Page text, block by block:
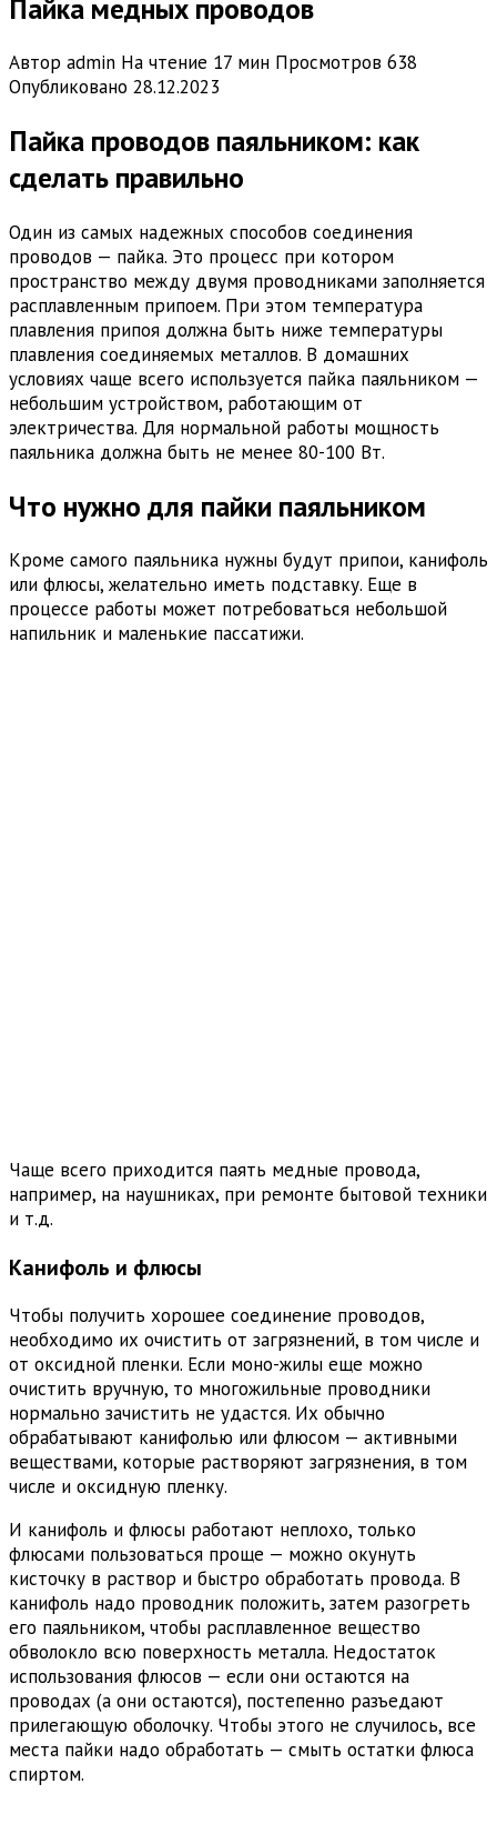
Пайка медных проводов
Автор admin На чтение 17 мин Просмотров 638
Опубликовано 28.12.2023
Пайка проводов паяльником: как
сделать правильно
Один из самых надежных способов соединения
проводов — пайка. Это процесс при котором
пространство между двумя проводниками заполняется
расплавленным припоем. При этом температура
плавления припоя должна быть ниже температуры
плавления соединяемых металлов. В домашних
условиях чаще всего используется пайка паяльником —
небольшим устройством, работающим от
электричества. Для нормальной работы мощность
паяльника должна быть не менее 80-100 Вт.
Что нужно для пайки паяльником
Кроме самого паяльника нужны будут припои, канифоль
или флюсы, желательно иметь подставку. Еще в
процессе работы может потребоваться небольшой
напильник и маленькие пассатижи.
Чаще всего приходится паять медные провода,
например, на наушниках, при ремонте бытовой техники
и т.д.
Канифоль и флюсы
Чтобы получить хорошее соединение проводов,
необходимо их очистить от загрязнений, в том числе и
от оксидной пленки. Если моно-жилы еще можно
очистить вручную, то многожильные проводники
нормально зачистить не удастся. Их обычно
обрабатывают канифолью или флюсом — активными
веществами, которые растворяют загрязнения, в том
числе и оксидную пленку.
И канифоль и флюсы работают неплохо, только
флюсами пользоваться проще — можно окунуть
кисточку в раствор и быстро обработать провода. В
канифоль надо проводник положить, затем разогреть
его паяльником, чтобы расплавленное вещество
обволокло всю поверхность металла. Недостаток
использования флюсов — если они остаются на
проводах (а они остаются), постепенно разъедают
прилегающую оболочку. Чтобы этого не случилось, все
места пайки надо обработать — смыть остатки флюса
спиртом.